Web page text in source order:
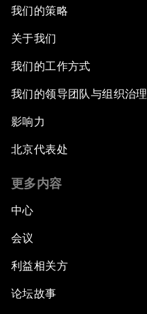
我们的策略
关于我们
我们的工作方式
我们的领导团队与组织治理
影响力
北京代表处
更多内容
中心
会议
利益相关方
论坛故事